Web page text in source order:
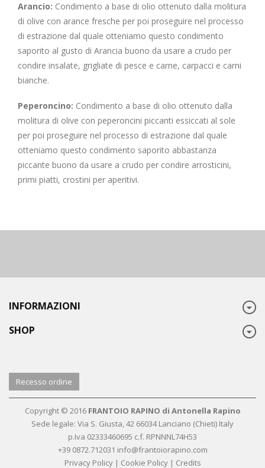
Arancio: Condimento a base di olio ottenuto dalla molitura
di olive con arance fresche per poi proseguire nel processo
di estrazione dal quale otteniamo questo condimento
saporito al gusto di Arancia buono da usare a crudo per
condire insalate, grigliate di pesce e carne, carpacci e carni
bianche.
Peperoncino: Condimento a base di olio ottenuto dalla
molitura di olive con peperoncini piccanti essiccati al sole
per poi proseguire nel processo di estrazione dal quale
otteniamo questo condimento saporito abbastanza
piccante buono da usare a crudo per condire arrosticini,
primi piatti, crostini per aperitivi.
INFORMAZIONI
SHOP
Recesso ordine
Copyright © 2016 FRANTOIO RAPINO di Antonella Rapino
Sede legale: Via S. Giusta, 42 66034 Lanciano (Chieti) Italy
p.Iva 02333460695 c.f. RPNNNL74H53
+39 0872.712031 info@frantoiorapino.com
Privacy Policy| Cookie Policy| Credits